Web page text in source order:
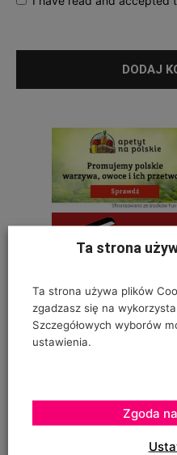
OSTATNIE KOMENTARZE
SZKODNIKI WIĄZU I ICH
Na szczepionym wiązie
Ta strona
Ta strona używa plików
zgadzasz się na
Szczegółowych wyborów
ustawienia.
Zgoda